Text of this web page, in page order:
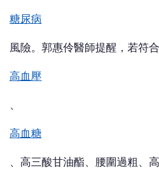
糖尿病
風險。郭惠伶醫師提醒，若符合
高血壓
、
高血糖
、高三酸甘油酯、腰圍過粗、